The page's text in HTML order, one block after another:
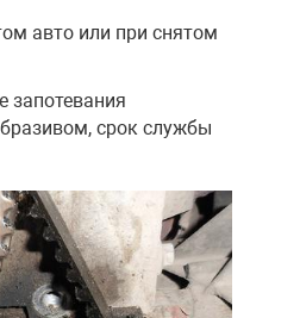
авто или при снятом
запотевания
срок службы